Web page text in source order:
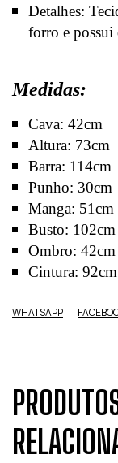
Detalhes:
forro e possui
Medidas:
Cava: 42cm
Altura: 73cm
Barra: 114cm
Punho: 30cm
Manga: 51cm
Busto: 102cm
Ombro: 42cm
Cintura: 92cm
WHATSAPP